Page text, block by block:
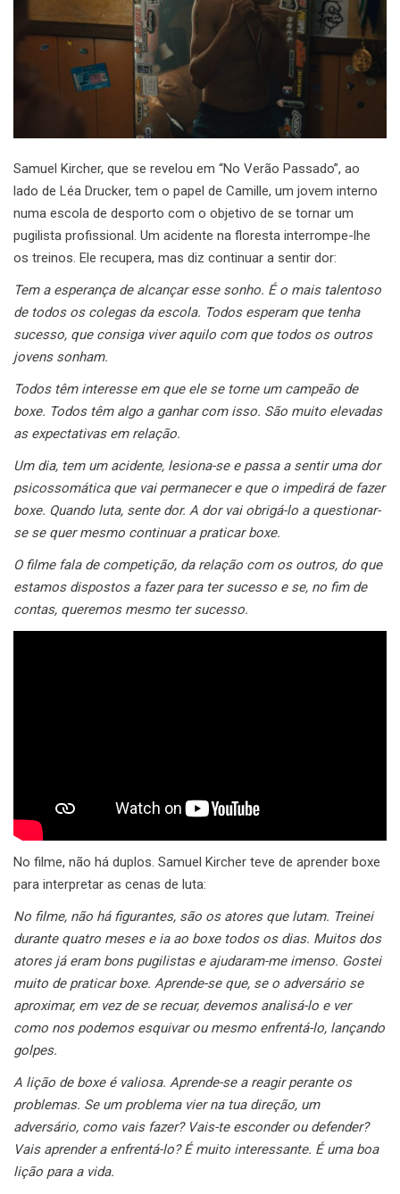
Samuel Kircher, que se revelou em “No Verão Passado”, ao
lado de Léa Drucker, tem o papel de Camille, um jovem interno
numa escola de desporto com o objetivo de se tornar um
pugilista profissional. Um acidente na floresta interrompe-lhe
os treinos. Ele recupera, mas diz continuar a sentir dor:
Tem a esperança de alcançar esse sonho. É o mais talentoso
de todos os colegas da escola. Todos esperam que tenha
sucesso, que consiga viver aquilo com que todos os outros
jovens sonham.
Todos têm interesse em que ele se torne um campeão de
boxe. Todos têm algo a ganhar com isso. São muito elevadas
as expectativas em relação.
Um dia, tem um acidente, lesiona-se e passa a sentir uma dor
psicossomática que vai permanecer e que o impedirá de fazer
boxe. Quando luta, sente dor. A dor vai obrigá-lo a questionar-
se se quer mesmo continuar a praticar boxe.
O filme fala de competição, da relação com os outros, do que
estamos dispostos a fazer para ter sucesso e se, no fim de
contas, queremos mesmo ter sucesso.
No filme, não há duplos. Samuel Kircher teve de aprender boxe
para interpretar as cenas de luta:
No filme, não há figurantes, são os atores que lutam. Treinei
durante quatro meses e ia ao boxe todos os dias. Muitos dos
atores já eram bons pugilistas e ajudaram-me imenso. Gostei
muito de praticar boxe. Aprende-se que, se o adversário se
aproximar, em vez de se recuar, devemos analisá-lo e ver
como nos podemos esquivar ou mesmo enfrentá-lo, lançando
golpes.
A lição de boxe é valiosa. Aprende-se a reagir perante os
problemas. Se um problema vier na tua direção, um
adversário, como vais fazer? Vais-te esconder ou defender?
Vais aprender a enfrentá-lo? É muito interessante. É uma boa
lição para a vida.